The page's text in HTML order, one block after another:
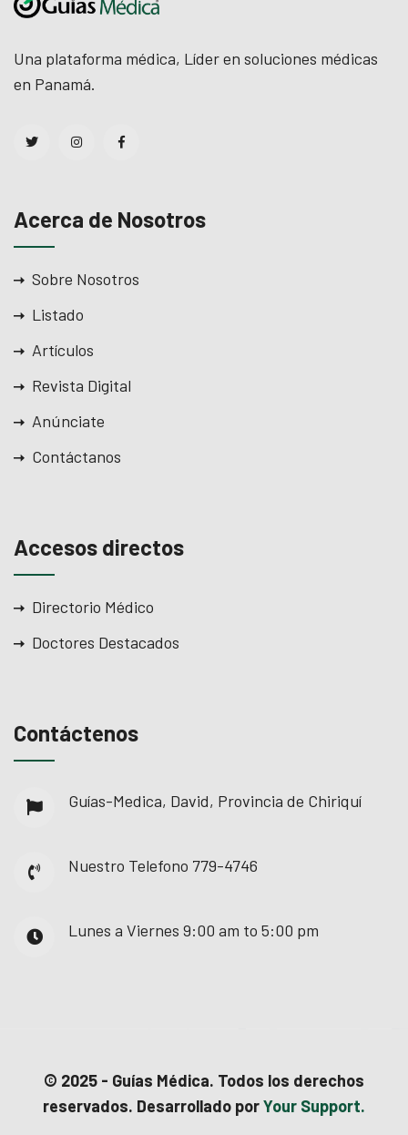
Una plataforma médica, Líder en soluciones médicas
en Panamá.
Acerca de Nosotros
Sobre Nosotros
Listado
Artículos
Revista Digital
Anúnciate
Contáctanos
Accesos directos
Directorio Médico
Doctores Destacados
Contáctenos
Guías-Medica, David, Provincia de Chiriquí
Nuestro Telefono 779-4746
Lunes a Viernes 9:00 am to 5:00 pm
© 2025 - Guías Médica. Todos los derechos
reservados. Desarrollado porYour Support.